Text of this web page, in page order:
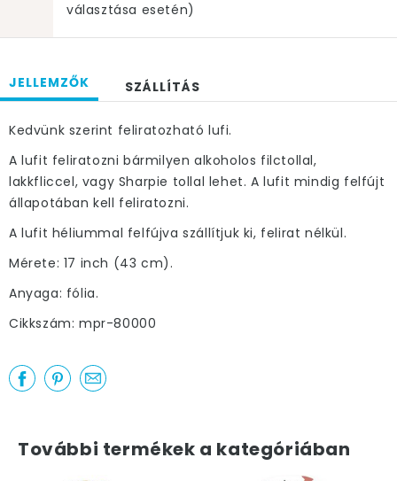
választása esetén)
JELLEMZŐK SZÁLLÍTÁS
Kedvünk szerint feliratozható lufi.
A lufit feliratozni bármilyen alkoholos filctollal,
lakkfliccel, vagy Sharpie tollal lehet. A lufit mindig felfújt
állapotában kell feliratozni.
A lufit héliummal felfújva szállítjuk ki, felirat nélkül.
Mérete: 17 inch (43 cm).
Anyaga: fólia.
Cikkszám: mpr-80000
További termékek a kategóriában